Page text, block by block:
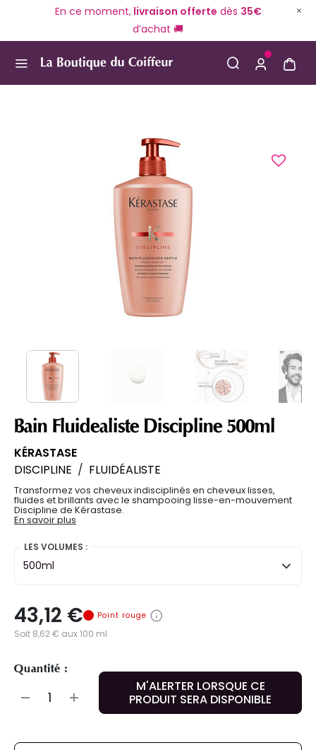
En ce moment,livraison offerte dès 35€
d’achat 🚚
Bain Fluidealiste Discipline 500ml
KÉRASTASE
DISCIPLINE / FLUIDÉALISTE
Transformez vos cheveux indisciplinés en cheveux lisses,
fluides et brillants avec le shampooing lisse-en-mouvement
Discipline de Kérastase.
En savoir plus
LES VOLUMES :
500ml
43,12 € Point rouge
Soit 8,62 € aux 100 ml
Quantité :
M'ALERTER LORSQUE CE
PRODUIT SERA DISPONIBLE